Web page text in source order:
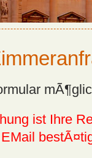
ist Ihre